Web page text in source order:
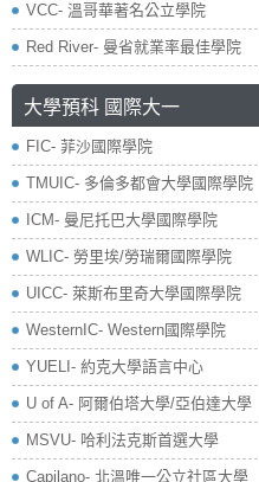
VCC- 溫哥華著名公立學院
Red River- 曼省就業率最佳學院
大學預科 國際大一
FIC- 菲沙國際學院
TMUIC- 多倫多都會大學國際學院
ICM- 曼尼托巴大學國際學院
WLIC- 勞里埃/勞瑞爾國際學院
UICC- 萊斯布里奇大學國際學院
WesternIC- Western國際學院
YUELI- 約克大學語言中心
U of A- 阿爾伯塔大學/亞伯達大學
MSVU- 哈利法克斯首選大學
Capilano- 北溫唯一公立社區大學